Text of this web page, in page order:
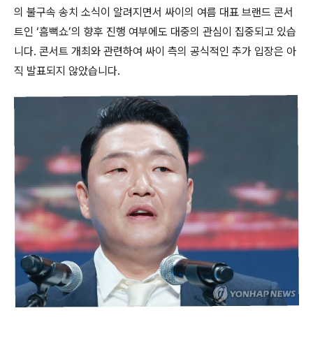
의 불구속 송치 소식이 알려지면서 싸이의 여름 대표 브랜드 콘서
트인 ‘흠뻑쇼’의 향후 진행 여부에도 대중의 관심이 집중되고 있습
니다. 콘서트 개최와 관련하여 싸이 측의 공식적인 추가 입장은 아
직 발표되지 않았습니다.